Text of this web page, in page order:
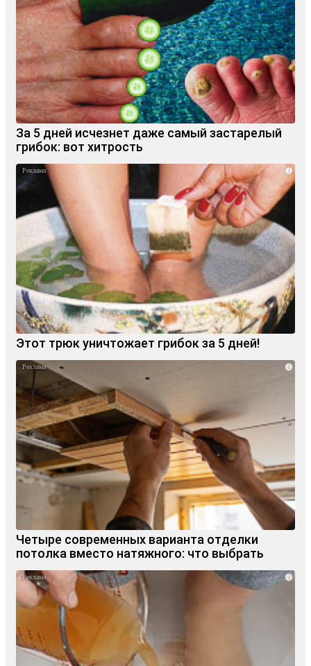
За 5 дней исчезнет даже самый застарелый
грибок: вот хитрость
i
Этот трюк уничтожает грибок за 5 дней!
i
Четыре современных варианта отделки
потолка вместо натяжного: что выбрать
i